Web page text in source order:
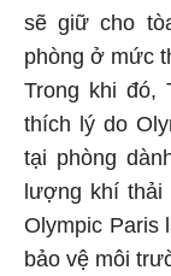
sẽ giữ cho
phòng ở mức
Trong khi đó,
thích lý do
tại phòng
lượng khí thải
Olympic Paris
bảo vệ môi